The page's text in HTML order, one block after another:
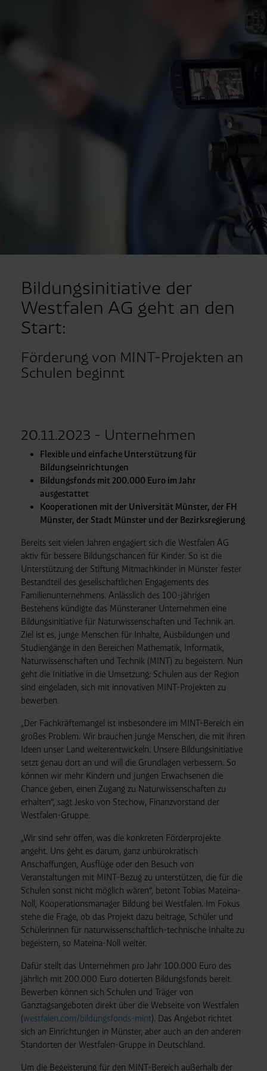
Bildungsinitiative der
Westfalen AG geht an den
Start:
Förderung von MINT-Projekten an
Schulen beginnt
20.11.2023 - Unternehmen
Flexible und einfache Unterstützung für
Bildungseinrichtungen
Bildungsfonds mit 200.000 Euro im Jahr
ausgestattet
Kooperationen mit der Universität Münster, der FH
Münster, der Stadt Münster und der Bezirksregierung
Bereits seit vielen Jahren engagiert sich die Westfalen AG
aktiv für bessere Bildungschancen für Kinder. So ist die
Unterstützung der Stiftung Mitmachkinder in Münster fester
Bestandteil des gesellschaftlichen Engagements des
Familienunternehmens. Anlässlich des 100-jährigen
Bestehens kündigte das Münsteraner Unternehmen eine
Bildungsinitiative für Naturwissenschaften und Technik an.
Ziel ist es, junge Menschen für Inhalte, Ausbildungen und
Studiengänge in den Bereichen Mathematik, Informatik,
Naturwissenschaften und Technik (MINT) zu begeistern. Nun
geht die Initiative in die Umsetzung: Schulen aus der Region
sind eingeladen, sich mit innovativen MINT-Projekten zu
bewerben.
„Der Fachkräftemangel ist insbesondere im MINT-Bereich ein
großes Problem. Wir brauchen junge Menschen, die mit ihren
Ideen unser Land weiterentwickeln. Unsere Bildungsinitiative
setzt genau dort an und will die Grundlagen verbessern. So
können wir mehr Kindern und jungen Erwachsenen die
Chance geben, einen Zugang zu Naturwissenschaften zu
erhalten“, sagt Jesko von Stechow, Finanzvorstand der
Westfalen-Gruppe.
„Wir sind sehr offen, was die konkreten Förderprojekte
angeht. Uns geht es darum, ganz unbürokratisch
Anschaffungen, Ausflüge oder den Besuch von
Veranstaltungen mit MINT-Bezug zu unterstützen, die für die
Schulen sonst nicht möglich wären“, betont Tobias Mateina-
Noll, Kooperationsmanager Bildung bei Westfalen. Im Fokus
stehe die Frage, ob das Projekt dazu beitrage, Schüler und
Schülerinnen für naturwissenschaftlich-technische Inhalte zu
begeistern, so Mateina-Noll weiter.
Dafür stellt das Unternehmen pro Jahr 100.000 Euro des
jährlich mit 200.000 Euro dotierten Bildungsfonds bereit.
Bewerben können sich Schulen und Träger von
Ganztagsangeboten direkt über die Webseite von Westfalen
(westfalen.com/bildungsfonds-mint). Das Angebot richtet
sich an Einrichtungen in Münster, aber auch an den anderen
Standorten der Westfalen-Gruppe in Deutschland.
Um die Begeisterung für den MINT-Bereich außerhalb der